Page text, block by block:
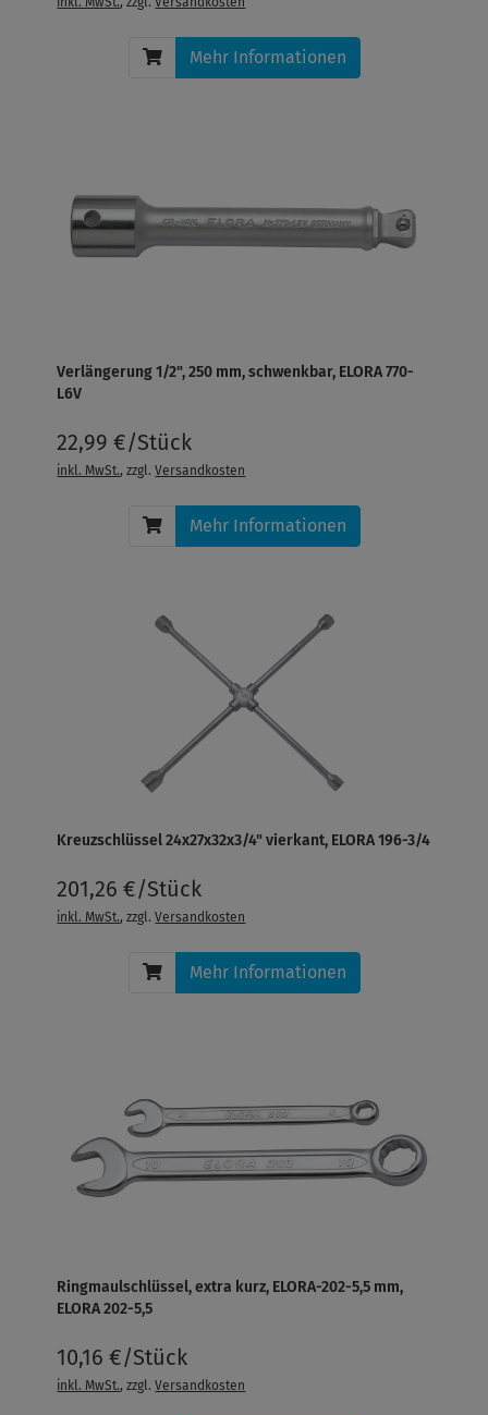
Mehr Informationen
Verlängerung 1/2", 250 mm, schwenkbar, ELORA 770-
L6V
22,99 €/Stück
inkl. MwSt., zzgl.Versandkosten
Mehr Informationen
Kreuzschlüssel 24x27x32x3/4" vierkant, ELORA 196-3/4
201,26 €/Stück
inkl. MwSt., zzgl.Versandkosten
Mehr Informationen
Ringmaulschlüssel, extra kurz, ELORA-202-5,5 mm,
ELORA 202-5,5
10,16 €/Stück
inkl. MwSt., zzgl.Versandkosten